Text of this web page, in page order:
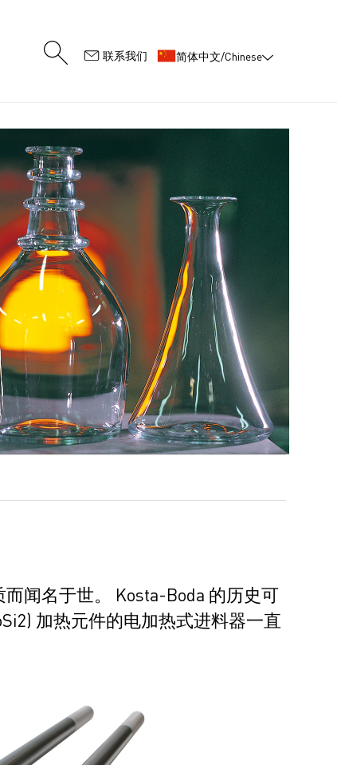
: 联系我们 简体中文/Chinese
闻名于世。 Kosta-Boda 的历史可
加热元件的电加热式进料器一直